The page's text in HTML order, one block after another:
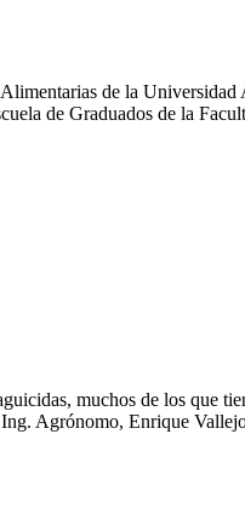
de la
de Graduados de la
muchos de los que
Ing. Agrónomo, Enrique